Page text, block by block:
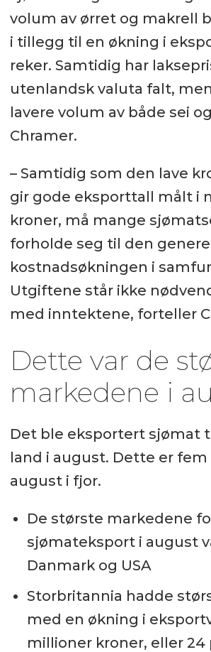
volum av ørret og makrell
i tillegg til en økning i
reker. Samtidig har
utenlandsk valuta falt,
lavere volum av både sei
Chramer.
– Samtidig som den lave
gir gode eksporttall målt i
kroner, må mange
forholde seg til den
kostnadsøkningen i
Utgiftene står ikke
med inntektene, forteller
Dette var de
markedene i
Det ble eksportert sjømat
land i august. Dette er
august i fjor.
De største markedene
sjømateksport i august
Danmark og USA
Storbritannia hadde
med en økning i
millioner kroner, eller 24